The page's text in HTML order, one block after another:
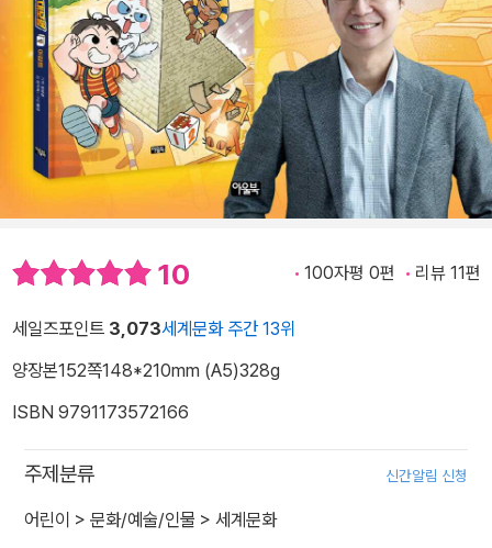
10 100자평 0편 리뷰 11편
세일즈포인트 3,073세계문화 주간 13위
양장본152쪽148*210mm (A5)328g
ISBN 9791173572166
주제분류 신간알림 신청
어린이 > 문화/예술/인물 > 세계문화